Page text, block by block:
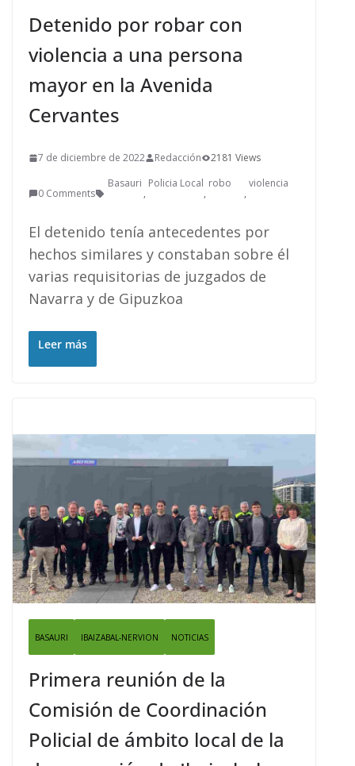
Detenido por robar con
violencia a una persona
mayor en la Avenida
Cervantes
7 de diciembre de 2022 Redacción 2181 Views
0 Comments
Basauri
,
Policia Local
,
robo
,
violencia
El detenido tenía antecedentes por
hechos similares y constaban sobre él
varias requisitorias de juzgados de
Navarra y de Gipuzkoa
Leer más
BASAURI IBAIZABAL-NERVION NOTICIAS
Primera reunión de la
Comisión de Coordinación
Policial de ámbito local de la